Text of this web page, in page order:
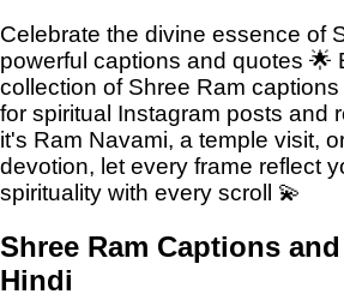
Celebrate the divine essence of
powerful captions and quotes 🌟
collection of Shree Ram
for spiritual Instagram posts and
it's Ram Navami, a temple visit,
devotion, let every frame reflect
spirituality with every scroll 💫
Shree Ram Captions
Hindi